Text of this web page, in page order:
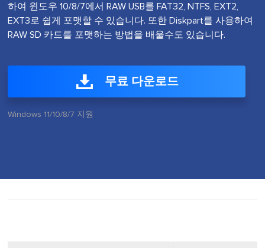
하여 윈도우 10/8/7에서 RAW USB를 FAT32, NTFS, EXT2,
EXT3로 쉽게 포맷할 수 있습니다. 또한 Diskpart를 사용하여
RAW SD 카드를 포맷하는 방법을 배울수도 있습니다.
무료 다운로드
Windows 11/10/8/7 지원